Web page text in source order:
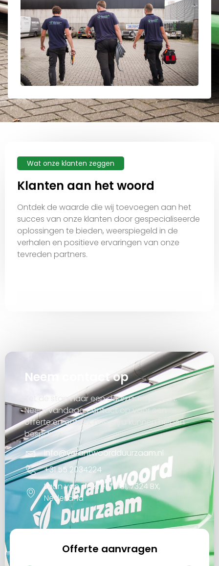
Wat onze klanten zeggen
Klanten aan het woord
Ontdek de waarde die wij toevoegen aan het
succes van onze klanten door gespecialiseerde
oplossingen te bieden, weerspiegeld in de
verhalen en positieve ervaringen van onze
tevreden partners.
Neem contact op
Zet de stap naar een duurzaam project.
Neem vandaag contact op voor een
offerte en ontdek hoe wij u kunnen helpen
besparen.
info@verantwoordduurzaam.nl
+31 55 2034224
Laan van de Kreeft 181, 7324 BX,
Nederland
Offerte aanvragen